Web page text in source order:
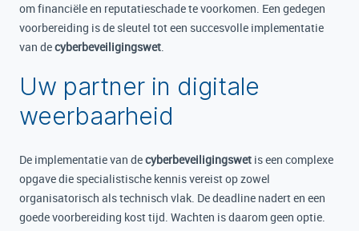
om financiële en reputatieschade te voorkomen. Een gedegen
voorbereiding is de sleutel tot een succesvolle implementatie
van decyberbeveiligingswet.
Uw partner in digitale
weerbaarheid
De implementatie van decyberbeveiligingswet is een complexe
opgave die specialistische kennis vereist op zowel
organisatorisch als technisch vlak. De deadline nadert en een
goede voorbereiding kost tijd. Wachten is daarom geen optie.